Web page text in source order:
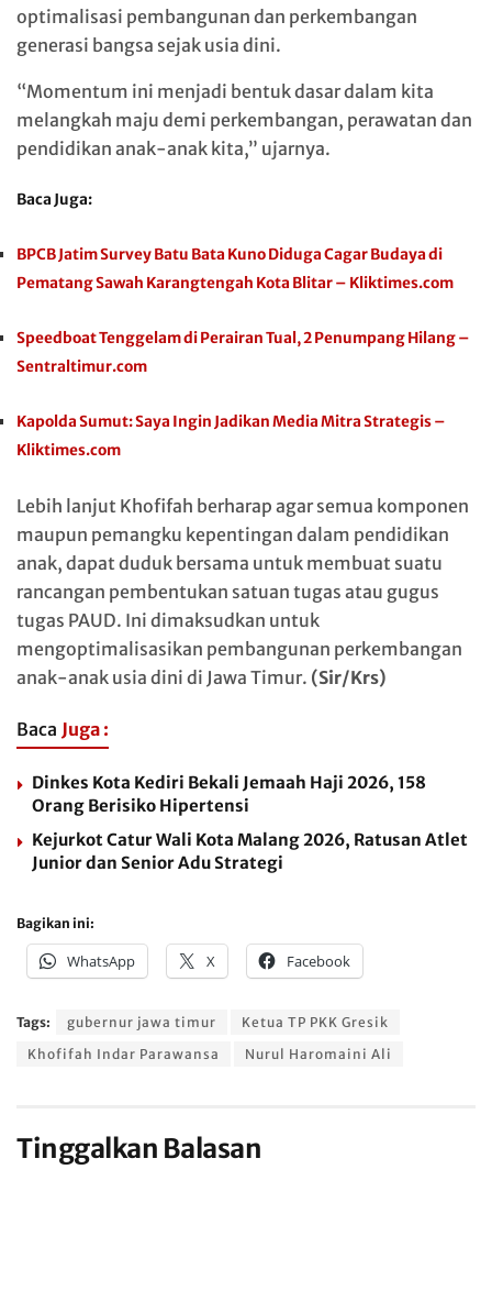
optimalisasi pembangunan dan perkembangan
generasi bangsa sejak usia dini.
“Momentum ini menjadi bentuk dasar dalam kita
melangkah maju demi perkembangan, perawatan dan
pendidikan anak-anak kita,” ujarnya.
Baca Juga:
BPCB Jatim Survey Batu Bata Kuno Diduga Cagar Budaya di
Pematang Sawah Karangtengah Kota Blitar – Kliktimes.com
Speedboat Tenggelam di Perairan Tual, 2 Penumpang Hilang –
Sentraltimur.com
Kapolda Sumut: Saya Ingin Jadikan Media Mitra Strategis –
Kliktimes.com
Lebih lanjut Khofifah berharap agar semua komponen
maupun pemangku kepentingan dalam pendidikan
anak, dapat duduk bersama untuk membuat suatu
rancangan pembentukan satuan tugas atau gugus
tugas PAUD. Ini dimaksudkan untuk
mengoptimalisasikan pembangunan perkembangan
anak-anak usia dini di Jawa Timur. (Sir/Krs)
Baca Juga :
Dinkes Kota Kediri Bekali Jemaah Haji 2026, 158
Orang Berisiko Hipertensi
Kejurkot Catur Wali Kota Malang 2026, Ratusan Atlet
Junior dan Senior Adu Strategi
Bagikan ini:
WhatsApp X Facebook
Tags: gubernur jawa timur
Ketua TP PKK Gresik
Khofifah Indar Parawansa
Nurul Haromaini Ali
Tinggalkan Balasan